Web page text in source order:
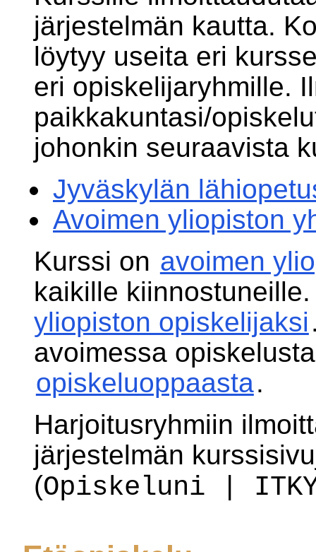
järjestelmän kautta.
löytyy useita eri
eri opiskelijaryhmille.
paikkakuntasi/
johonkin seuraavista
Jyväskylän
Avoimen yliopiston
Kurssi on avoimen
kaikille
yliopiston opiskelijaksi
avoimessa
opiskeluoppaasta.
Harjoitusryhmiin
järjestelmän
(Opiskeluni |